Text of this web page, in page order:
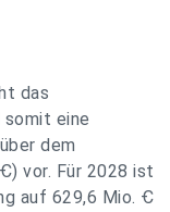
das
eine
dem
vor. Für 2028 ist
auf 629,6 Mio. Ꞓ